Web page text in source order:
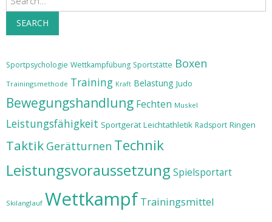
SEARCH
Sportpsychologie Wettkampfübung Sportstätte Boxen
Trainingsmethode Training Kraft Belastung Judo
Bewegungshandlung Fechten Muskel
Leistungsfähigkeit Sportgerät Leichtathletik Radsport Ringen
Taktik Gerätturnen Technik
Leistungsvoraussetzung Spielsportart
Skilanglauf Wettkampf Trainingsmittel